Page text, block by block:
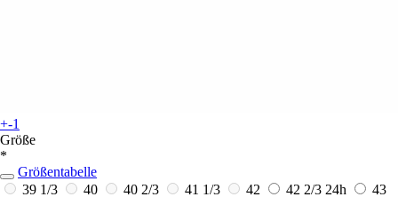
+-1
Größe
*
Größentabelle
39 1/3
40 40 2/3 41 1/3 42 42 2/3 24h 43